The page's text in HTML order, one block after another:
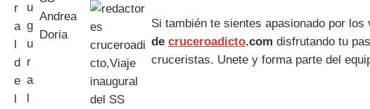
Si también te sientes apasionado por
de cruceroadicto.com disfrutando tu
cruceristas. Unete y forma parte del